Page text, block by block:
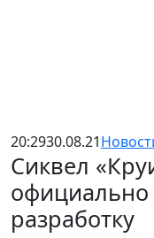
20:2930.08.21
Сиквел
разработку